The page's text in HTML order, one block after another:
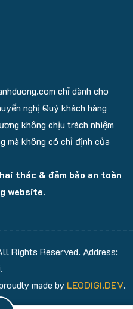
chỉ dành cho
nghị Quý khách hàng
không chịu trách nhiệm
mà không có chỉ định của
thác & đảm bảo an toàn
website.
Rights Reserved. Address:
made by LEODIGI.DEV.